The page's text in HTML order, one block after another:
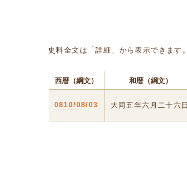
史料全文は「詳細」から表示できます
西暦（綱文） 和暦（綱文）
0810/08/03 大同五年六月二十六日